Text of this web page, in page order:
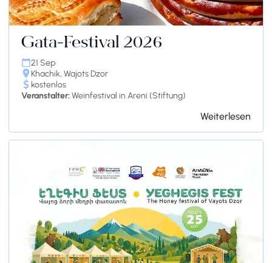
Gata-Festival 2026
21 Sep
Khachik, Wajots Dzor
kostenlos
Veranstalter:Weinfestival in Areni (Stiftung)
Weiterlesen